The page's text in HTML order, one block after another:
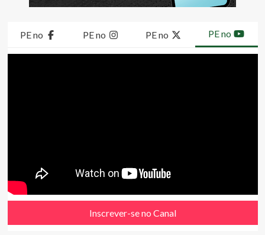
PE no PE no PE no PE no
Inscrever-se no Canal